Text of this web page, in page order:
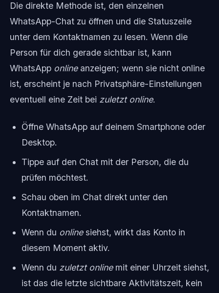
Die direkte Methode ist, den einzelnen
WhatsApp-Chat zu öffnen und die Statuszeile
unter dem Kontaktnamen zu lesen. Wenn die
Person für dich gerade sichtbar ist, kann
WhatsApp onlineanzeigen; wenn sie nicht online
ist, erscheint je nach Privatsphäre-Einstellungen
eventuell eine Zeit bei zuletzt online.
Öffne WhatsApp auf deinem Smartphone oder
Desktop.
Tippe auf den Chat mit der Person, die du
prüfen möchtest.
Schau oben im Chat direkt unter den
Kontaktnamen.
Wenn du onlinesiehst, wirkt das Konto in
diesem Moment aktiv.
Wenn du zuletzt onlinemit einer Uhrzeit siehst,
ist das die letzte sichtbare Aktivitätszeit, kein